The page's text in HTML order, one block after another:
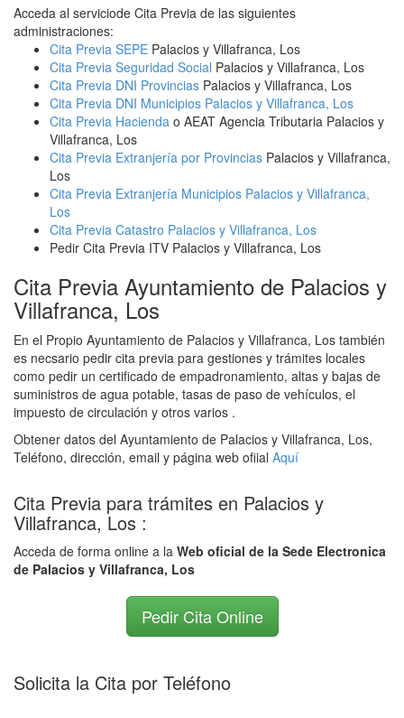
Acceda al serviciode Cita Previa de las siguientes
administraciones:
Cita Previa SEPE Palacios y Villafranca, Los
Cita Previa Seguridad Social Palacios y Villafranca, Los
Cita Previa DNI Provincias Palacios y Villafranca, Los
Cita Previa DNI Municipios Palacios y Villafranca, Los
Cita Previa Hacienda o AEAT Agencia Tributaria Palacios y
Villafranca, Los
Cita Previa Extranjería por Provincias Palacios y Villafranca,
Los
Cita Previa Extranjería Municipios Palacios y Villafranca,
Los
Cita Previa Catastro Palacios y Villafranca, Los
Pedir Cita Previa ITV Palacios y Villafranca, Los
Cita Previa Ayuntamiento de Palacios y
Villafranca, Los
En el Propio Ayuntamiento de Palacios y Villafranca, Los también
es necsario pedir cita previa para gestiones y trámites locales
como pedir un certificado de empadronamiento, altas y bajas de
suministros de agua potable, tasas de paso de vehículos, el
impuesto de circulación y otros varios .
Obtener datos del Ayuntamiento de Palacios y Villafranca, Los,
Teléfono, dirección, email y página web ofiial Aquí
Cita Previa para trámites en Palacios y
Villafranca, Los :
Acceda de forma online a la Web oficial de la Sede Electronica
de Palacios y Villafranca, Los
Pedir Cita Online
Solicita la Cita por Teléfono